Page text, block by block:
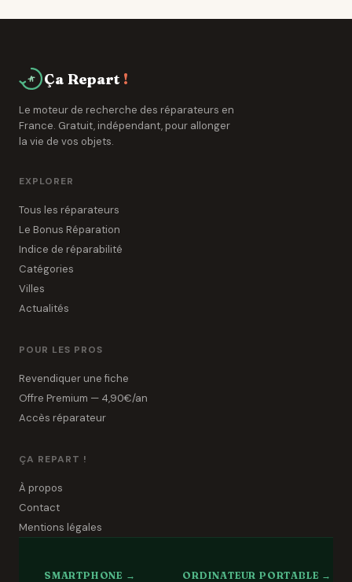
cette durée de 3 à 7 ans supplémentaires.
Ça Repart !
Le moteur de recherche des réparateurs en
France. Gratuit, indépendant, pour allonger
la vie de vos objets.
EXPLORER
Tous les réparateurs
Le Bonus Réparation
Indice de réparabilité
Catégories
Villes
Actualités
POUR LES PROS
Revendiquer une fiche
Offre Premium — 4,90€/an
Accès réparateur
ÇA REPART !
À propos
Contact
Mentions légales
SMARTPHONE → ORDINATEUR PORTABLE →